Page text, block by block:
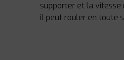
supporter et la
il peut rouler en toute